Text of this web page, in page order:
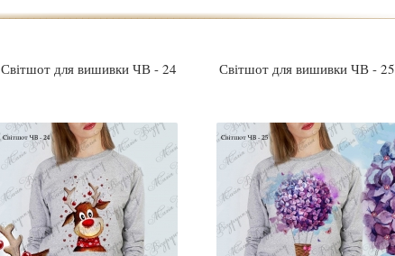
Світшот для вишивки ЧВ - 24 Світшот для вишивки ЧВ - 25